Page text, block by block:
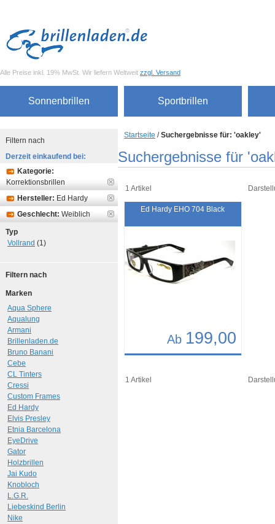
Alle Preise inkl. 19% MwSt. Wir liefern Weltweit zzgl. Versand
Sonnenbrillen Sportbrillen
Startseite /Suchergebnisse für: 'oakley'
Suchergebnisse für
1 Artikel
Ed Hardy EHO 704 Black
Ab 199,00
Art.-Nr.: 7068
1 Artikel
Filtern nach
Derzeit einkaufend bei:
Kategorie:
Korrektionsbrillen
Hersteller: Ed Hardy
Geschlecht: Weiblich
Typ
Vollrand (1)
Filtern nach
Marken
Aqua Sphere
Aqualung
Armani
Brillenladen.de
Bruno Banani
Cebe
CL Tinters
Cressi
Custom Frames
Ed Hardy
Elvis Presley
Etnia Barcelona
EyeDrive
Gator
Holzbrillen
Jai Kudo
Knobloch
L.G.R.
Liebeskind Berlin
Nike